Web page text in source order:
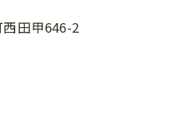
田甲646-2